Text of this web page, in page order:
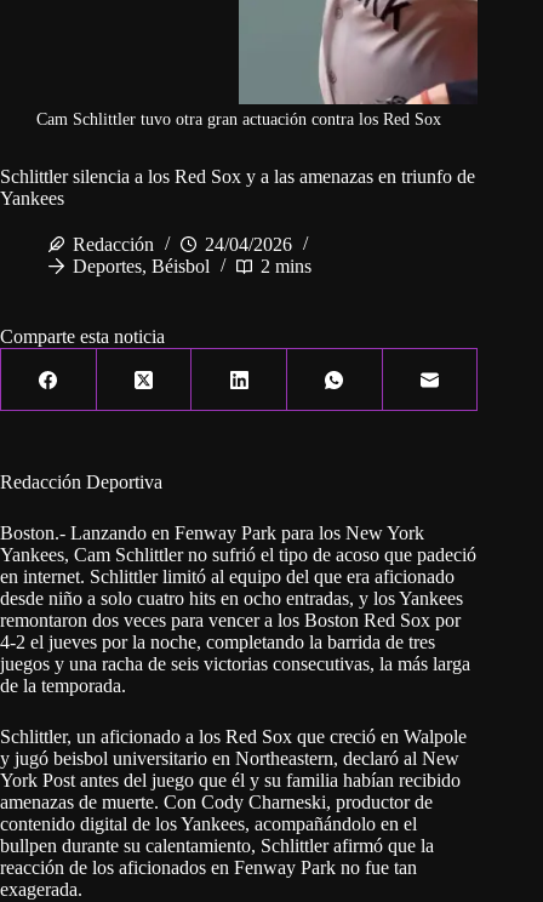
Cam Schlittler tuvo otra gran actuación contra los Red Sox
Schlittler silencia a los Red Sox y a las amenazas en triunfo de
Yankees
Redacción
24/04/2026
Deportes, Béisbol 2 mins
Comparte esta noticia
Redacción Deportiva
Boston.- Lanzando en Fenway Park para los New York
Yankees, Cam Schlittler no sufrió el tipo de acoso que padeció
en internet. Schlittler limitó al equipo del que era aficionado
desde niño a solo cuatro hits en ocho entradas, y los Yankees
remontaron dos veces para vencer a los Boston Red Sox por
4-2 el jueves por la noche, completando la barrida de tres
juegos y una racha de seis victorias consecutivas, la más larga
de la temporada.
Schlittler, un aficionado a los Red Sox que creció en Walpole
y jugó beisbol universitario en Northeastern, declaró al New
York Post antes del juego que él y su familia habían recibido
amenazas de muerte. Con Cody Charneski, productor de
contenido digital de los Yankees, acompañándolo en el
bullpen durante su calentamiento, Schlittler afirmó que la
reacción de los aficionados en Fenway Park no fue tan
exagerada.